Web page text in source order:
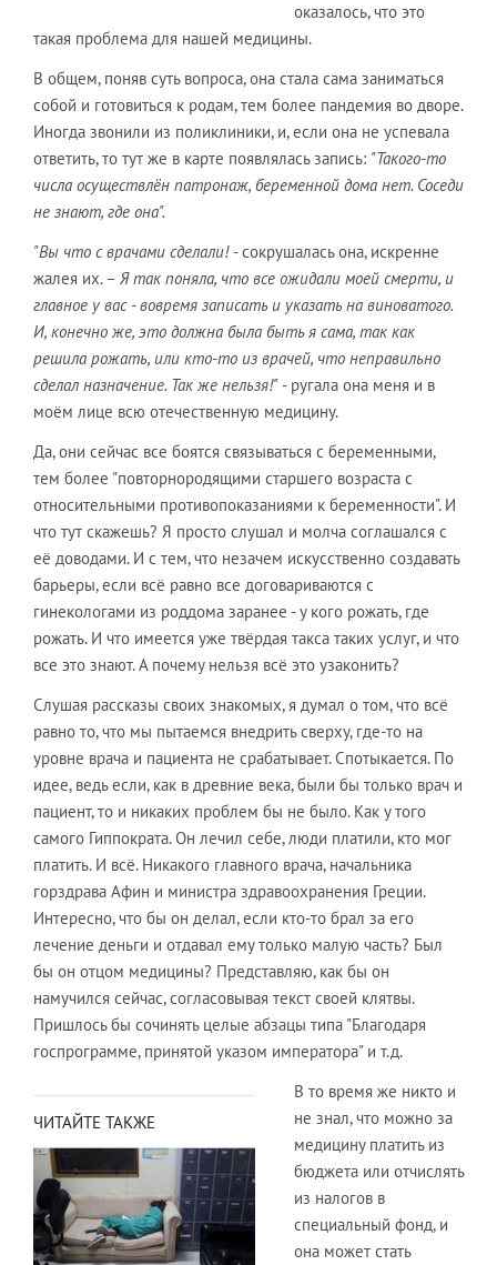
оказалось, что это
такая проблема для нашей медицины.
В общем, поняв суть вопроса, она стала сама заниматься
собой и готовиться к родам, тем более пандемия во дворе.
Иногда звонили из поликлиники, и, если она не успевала
ответить, то тут же в карте появлялась запись: "Такого-то
числа осуществлён патронаж, беременной дома нет. Соседи
не знают, где она".
"Вы что с врачами сделали! - сокрушалась она, искренне
жалея их. – Я так поняла, что все ожидали моей смерти, и
главное у вас - вовремя записать и указать на виноватого.
И, конечно же, это должна была быть я сама, так как
решила рожать, или кто-то из врачей, что неправильно
сделал назначение. Так же нельзя!" - ругала она меня и в
моём лице всю отечественную медицину.
Да, они сейчас все боятся связываться с беременными,
тем более "повторнородящими старшего возраста с
относительными противопоказаниями к беременности". И
что тут скажешь? Я просто слушал и молча соглашался с
её доводами. И с тем, что незачем искусственно создавать
барьеры, если всё равно все договариваются с
гинекологами из роддома заранее - у кого рожать, где
рожать. И что имеется уже твёрдая такса таких услуг, и что
все это знают. А почему нельзя всё это узаконить?
Слушая рассказы своих знакомых, я думал о том, что всё
равно то, что мы пытаемся внедрить сверху, где-то на
уровне врача и пациента не срабатывает. Спотыкается. По
идее, ведь если, как в древние века, были бы только врач и
пациент, то и никаких проблем бы не было. Как у того
самого Гиппократа. Он лечил себе, люди платили, кто мог
платить. И всё. Никакого главного врача, начальника
горздрава Афин и министра здравоохранения Греции.
Интересно, что бы он делал, если кто-то брал за его
лечение деньги и отдавал ему только малую часть? Был
бы он отцом медицины? Представляю, как бы он
намучился сейчас, согласовывая текст своей клятвы.
Пришлось бы сочинять целые абзацы типа "Благодаря
госпрограмме, принятой указом императора" и т.д.
ЧИТАЙТЕ ТАКЖЕ
В то время же никто и
не знал, что можно за
медицину платить из
бюджета или отчислять
из налогов в
специальный фонд, и
она может стать